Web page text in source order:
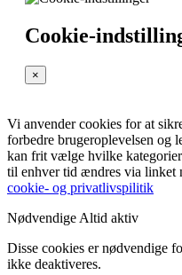
Cookie-
×
Vi anvender cookies for at
forbedre brugeroplevelsen og
kan frit vælge hvilke
til enhver tid ændres via linket
cookie- og privatlivspilitik
Nødvendige Altid aktiv
Disse cookies er nødvendige
ikke deaktiveres.